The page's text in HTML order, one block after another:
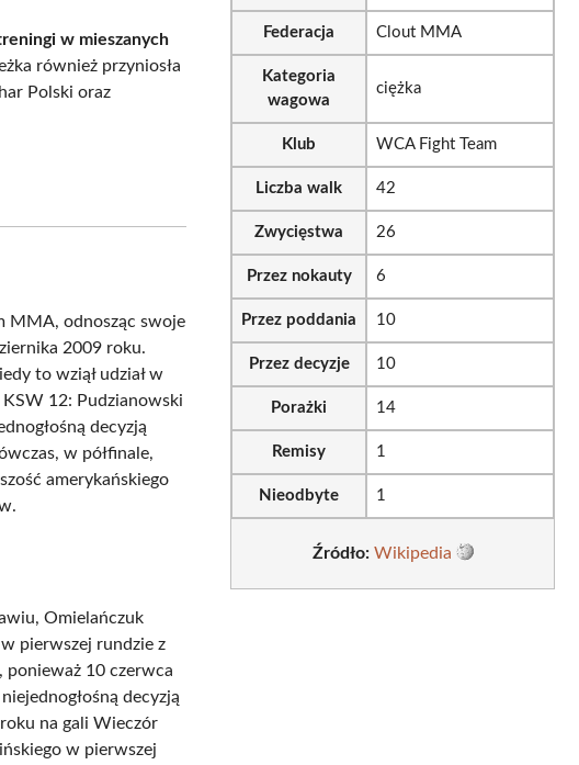
w mieszanych
również przyniosła
Polski oraz
MMA, odnosząc swoje
2009 roku.
to wziął udział w
12: Pudzianowski
decyzją
w półfinale,
amerykańskiego
Omielańczuk
pierwszej rundzie z
, ponieważ 10 czerwca
decyzją
na gali Wieczór
w pierwszej
Federacja Clout MMA
Kategoria
wagowa
ciężka
Klub WCA Fight Team
Liczba walk 42
Zwycięstwa 26
Przez nokauty 6
Przez poddania 10
Przez decyzje 10
Porażki 14
Remisy 1
Nieodbyte 1
Źródło: Wikipedia